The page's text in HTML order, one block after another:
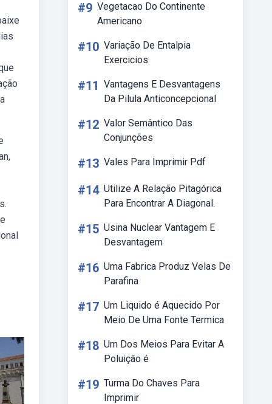
#9 Vegetacao Do Continente
Americano
#10 Variação De Entalpia
Exercicios
#11 Vantagens E Desvantagens
Da Pilula Anticoncepcional
#12 Valor Semântico Das
Conjunções
#13 Vales Para Imprimir Pdf
#14 Utilize A Relação Pitagórica
Para Encontrar A Diagonal.
#15 Usina Nuclear Vantagem E
Desvantagem
#16 Uma Fabrica Produz Velas De
Parafina
#17 Um Liquido é Aquecido Por
Meio De Uma Fonte Termica
#18 Um Dos Meios Para Evitar A
Poluição é
#19 Turma Do Chaves Para
Imprimir